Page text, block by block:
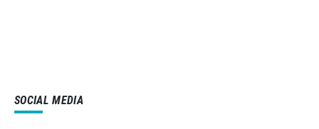
SOCIAL MEDIA